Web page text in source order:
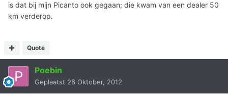
is dat bij mijn Picanto ook gegaan; die kwam van een dealer 50
km verderop.
Quote
Poebin
Geplaatst 26 Oktober, 2012